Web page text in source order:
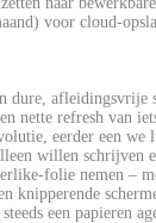
voor cloud-
dure,
nette refresh van
eerder een we
willen schrijven
folie nemen –
knipperende
een papieren